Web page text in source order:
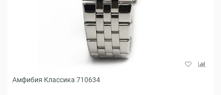
Амфибия Классика 710634